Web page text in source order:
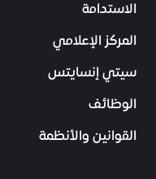
الاستدامة
المركز الإعلامي
سيتي إنسايتس
الوظائف
القوانين والأنظمة